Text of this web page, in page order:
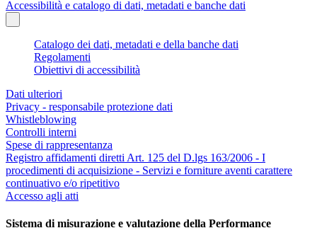
Accessibilità e catalogo di dati, metadati e banche dati
Catalogo dei dati, metadati e della banche dati
Regolamenti
Obiettivi di accessibilità
Dati ulteriori
Privacy - responsabile protezione dati
Whistleblowing
Controlli interni
Spese di rappresentanza
Registro affidamenti diretti Art. 125 del D.lgs 163/2006 - I
procedimenti di acquisizione - Servizi e forniture aventi carattere
continuativo e/o ripetitivo
Accesso agli atti
Sistema di misurazione e valutazione della Performance